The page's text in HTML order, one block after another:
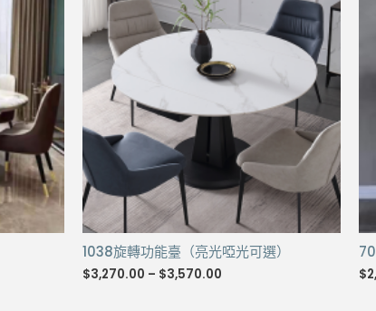
1038旋轉功能臺（亮光啞光可選）
$3,270.00 – $3,570.00 $